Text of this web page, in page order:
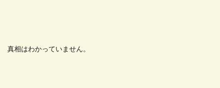
真相はわかっていません。